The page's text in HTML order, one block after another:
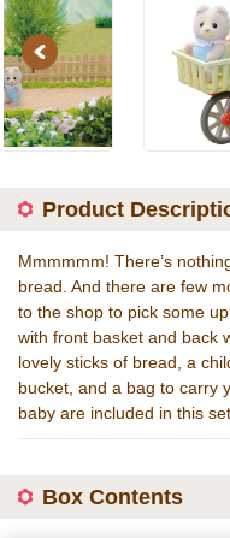
Previous
Product
Mmmmmm! There’s
bread. And there are few
to the shop to pick some
with front basket and back
lovely sticks of bread, a
bucket, and a bag to carry
baby are included in this set.
Box Contents